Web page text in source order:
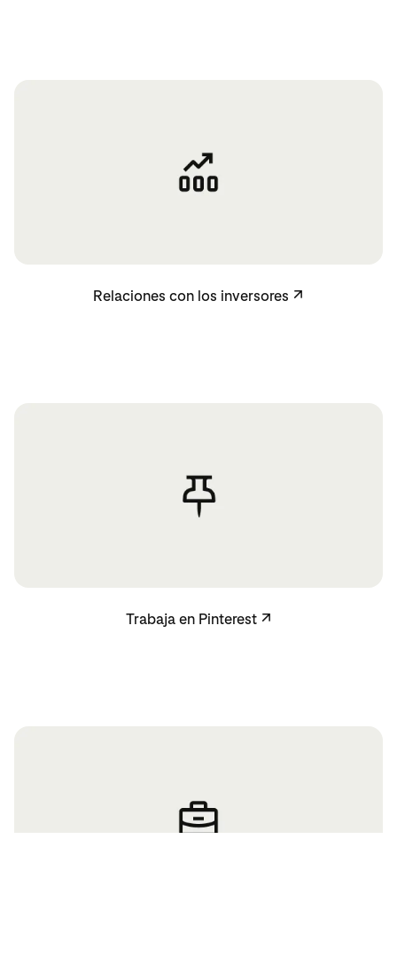
Relaciones con los inversores ↗
Trabaja en Pinterest ↗